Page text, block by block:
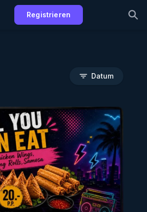
Registrieren
Datum